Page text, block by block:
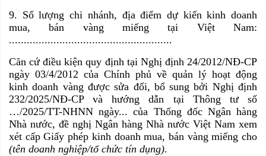
9. Số lượng chi nhánh, địa điểm dự kiến kinh doanh
mua, bán vàng miếng tại Việt Nam:
.......................................................
Căn cứ điều kiện quy định tại Nghị định 24/2012/NĐ-CP
ngày 03/4/2012 của Chính phủ về quản lý hoạt động
kinh doanh vàng được sửa đổi, bổ sung bởi Nghị định
232/2025/NĐ-CP và hướng dẫn tại Thông tư số
…/2025/TT-NHNN ngày... của Thống đốc Ngân hàng
Nhà nước, đề nghị Ngân hàng Nhà nước Việt Nam xem
xét cấp Giấy phép kinh doanh mua, bán vàng miếng cho
(tên doanh nghiệp/tổ chức tín dụng).